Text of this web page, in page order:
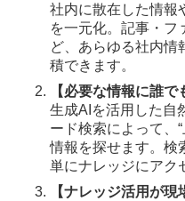
社内に散在した情報
を一元化。記事・フ
ど、あらゆる社内情
積できます。
【必要な情報に誰で
生成AIを活用した自
ード検索によって、
情報を探せます。検
単にナレッジにアク
【ナレッジ活用が現